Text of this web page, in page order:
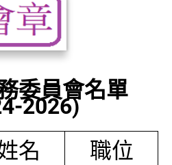
委員會名單
2026)
名
職位